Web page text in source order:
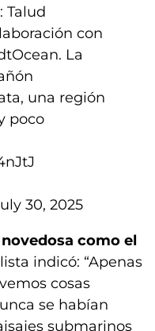
Talud
con
. La
una región
poco
30, 2025
como el
indicó: “Apenas
cosas
se habían
submarinos